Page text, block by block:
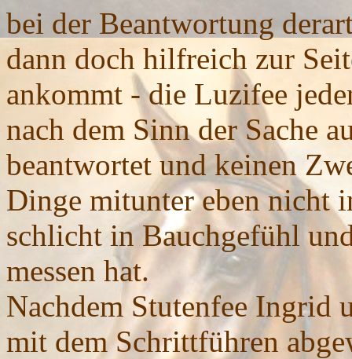
bei der Beantwortung
dann doch hilfreich zur
ankommt - die Luzifee
nach dem Sinn der Sache
beantwortet und keinen
Dinge mitunter eben nicht
schlicht in Bauchgefühl
messen hat.
Nachdem Stutenfee Ingrid
mit dem Schrittführen